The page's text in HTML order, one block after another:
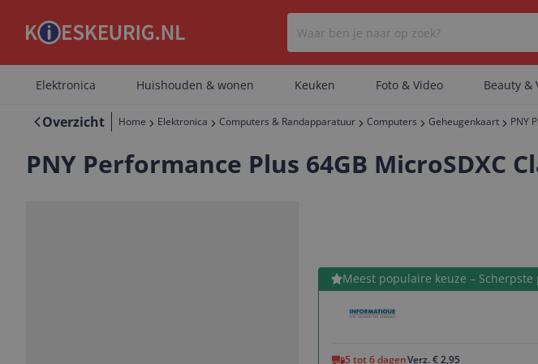
Er zijn geen
Er zijn geen
Elektronica Huishouden & wonen Keuken Foto & Video Beauty &
Overzicht Home Elektronica Computers & Randapparatuur Computers Geheugenkaart PNY
PNY Performance Plus 64GB MicroSDXC
Meest populaire keuze – Scherpste
5 tot 6 dagenVerz. € 2,95
Bekijk product